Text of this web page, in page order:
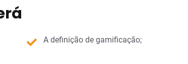
A definição de gamificação;